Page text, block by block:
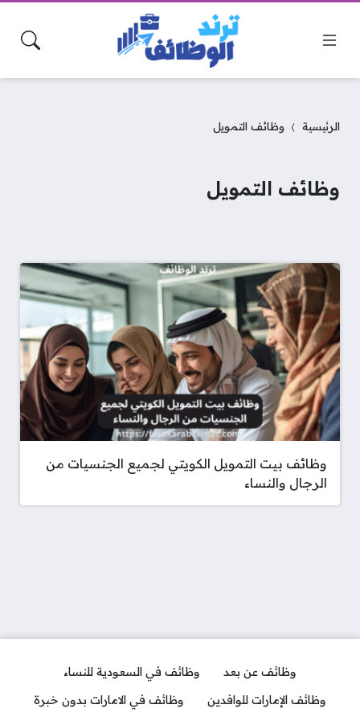
الرئيسية وظائف التمويل
وظائف التمويل
وظائف بيت التمويل الكويتي لجميع الجنسيات من
الرجال والنساء
وظائف عن بعد
وظائف في السعودية للنساء
وظائف الإمارات للوافدين
وظائف في الامارات بدون خبرة